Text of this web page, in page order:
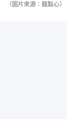
（圖片來源：龍點心）